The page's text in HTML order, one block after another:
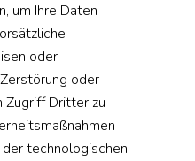
um Ihre Daten
oder
oder
Zugriff Dritter zu
technologischen